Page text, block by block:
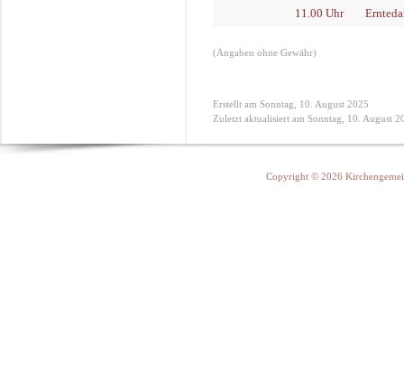
11.00 Uhr
(Angaben ohne Gewähr)
Erstellt am Sonntag, 10. August 2025
Zuletzt aktualisiert am Sonntag, 10. August
Copyright © 2026